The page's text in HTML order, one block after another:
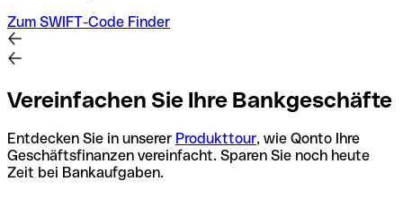
Zum SWIFT-Code Finder
Vereinfachen Sie Ihre Bankgeschäfte
Entdecken Sie in unserer Produkttour, wie Qonto Ihre
Geschäftsfinanzen vereinfacht. Sparen Sie noch heute
Zeit bei Bankaufgaben.